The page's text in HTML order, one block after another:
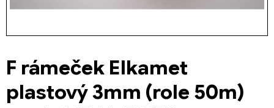
F rámeček Elkamet
plastový 3mm (role 50m)